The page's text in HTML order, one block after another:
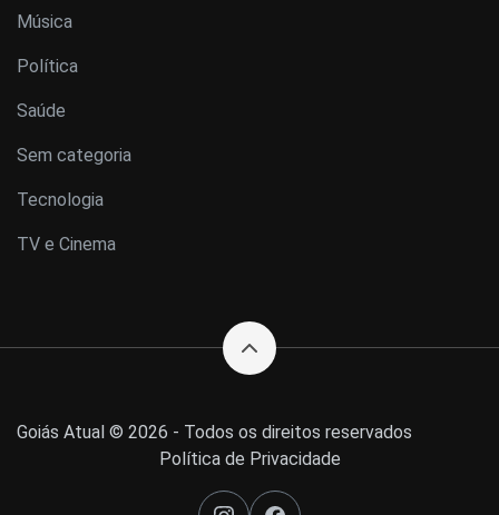
Música
Política
Saúde
Sem categoria
Tecnologia
TV e Cinema
Goiás Atual © 2026 - Todos os direitos reservados
Política de Privacidade